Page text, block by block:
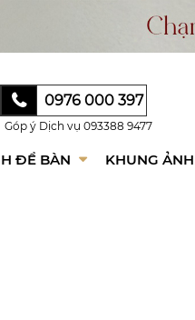
0976 000 397
Góp ý Dịch vụ 093388 9477
ĐỂ BÀN KHUNG ẢNH